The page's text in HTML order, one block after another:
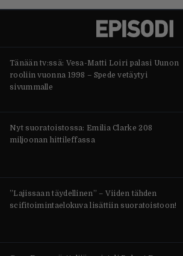
Tänään tv:ssä: Vesa-Matti Loiri palasi Uunon
rooliin vuonna 1998 – Spede vetäytyi
sivummalle
Nyt suoratoistossa: Emilia Clarke 208
miljoonan hittileffassa
”Lajissaan täydellinen” – Viiden tähden
scifitoimintaelokuva lisättiin suoratoistoon!